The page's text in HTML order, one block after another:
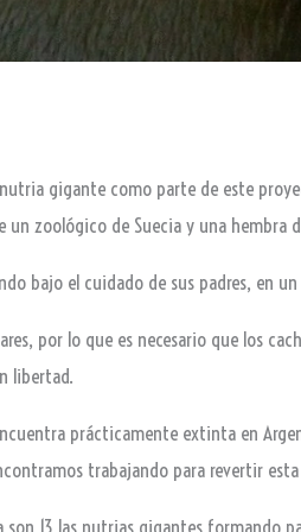
gigante como parte de este
zoológico de Suecia y una hembra
bajo el cuidado de sus padres, en
por lo que es necesario que los
libertad.
prácticamente extinta en
trabajando para revertir
son 13 las nutrias gigantes